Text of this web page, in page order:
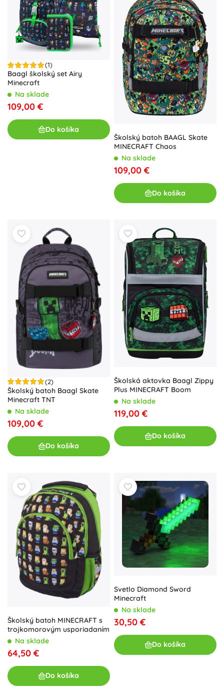
(1)
Baagl školský set Airy
Minecraft
Na sklade
109,00 €
Do košíka
Školský batoh BAAGL Skate
MINECRAFT Chaos
Na sklade
109,00 €
Do košíka
(2)
Školský batoh Baagl Skate
Minecraft TNT
Na sklade
109,00 €
Do košíka
Školská aktovka Baagl Zippy
Plus MINECRAFT Boom
Na sklade
119,00 €
Do košíka
Školský batoh MINECRAFT s
trojkomorovým usporiadaním
Na sklade
64,50 €
Do košíka
Svetlo Diamond Sword
Minecraft
Na sklade
30,50 €
Do košíka